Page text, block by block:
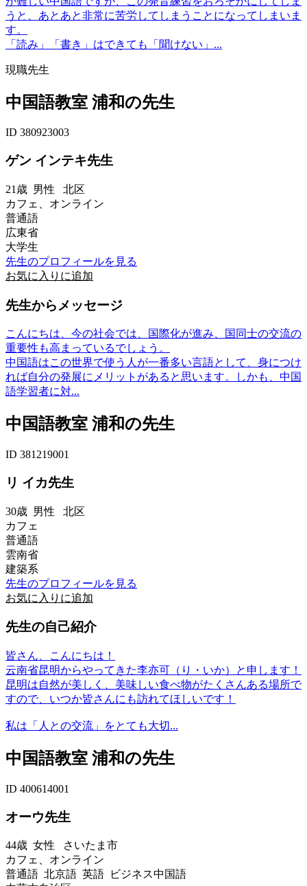
うと、あとあと非常に苦労してしまうことになってしまいま
す。
「読み」「書き」はできても「聞けない」...
現職先生
中国語教室 浦和の先生
ID 380923003
ゲン インテキ先生
21歳 男性 北区
カフェ、オンライン
普通語
広東省
大学生
先生のプロフィールを見る
お気に入りに追加
先生からメッセージ
こんにちは、今の社会では、国際化が進み、国同士の交流の
重要性も高まっているでしょう。
中国語はこの世界で使う人が一番多い言語として、身につけ
れば自分の発展にメリットがあると思います。しかも、中国
語学習者に対...
中国語教室 浦和の先生
ID 381219001
リ イカ先生
30歳 男性 北区
カフェ
普通語
雲南省
建築系
先生のプロフィールを見る
お気に入りに追加
先生の自己紹介
皆さん、こんにちは！
云南省昆明からやってきた李亦可（り・いか）と申します！
昆明は自然が美しく、美味しい食べ物がたくさんある場所で
すので、いつか皆さんにも訪れてほしいです！
私は「人との交流」をとても大切...
中国語教室 浦和の先生
ID 400614001
オーウ先生
44歳 女性 さいたま市
カフェ、オンライン
普通語 北京語 英語 ビジネス中国語